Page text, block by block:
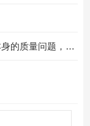
使用中SMC防爆阀出现问题往往不是本身的质量问题，而是因为安装的事项